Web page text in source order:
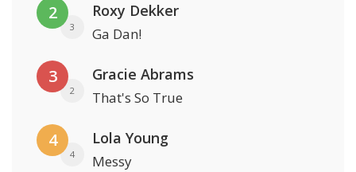
2
3
Roxy Dekker
Ga Dan!
3
2
Gracie Abrams
That's So True
4
4
Lola Young
Messy